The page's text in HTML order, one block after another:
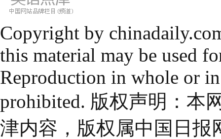
Copyright by
this material may be used
Reproduction in whole or
prohibited. 版权声明：本
津内容，版权属中国日报